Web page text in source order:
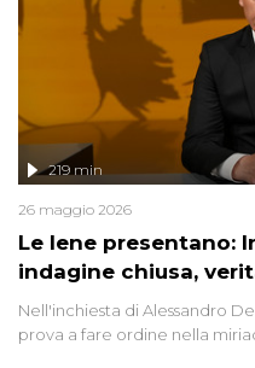
Le Iene presentano:
indagine chiusa,
219 min
26 maggio 2026
Nell'inchiesta di Alessandro
prova a fare ordine nella